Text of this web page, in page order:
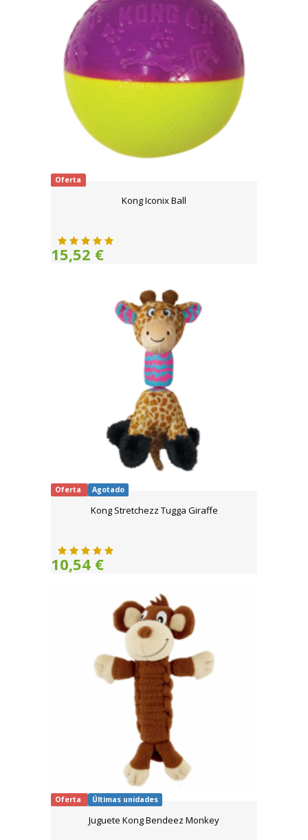
Oferta
Kong Iconix Ball
15,52 €
Oferta Agotado
Kong Stretchezz Tugga Giraffe
10,54 €
Oferta Últimas unidades
Juguete Kong Bendeez Monkey